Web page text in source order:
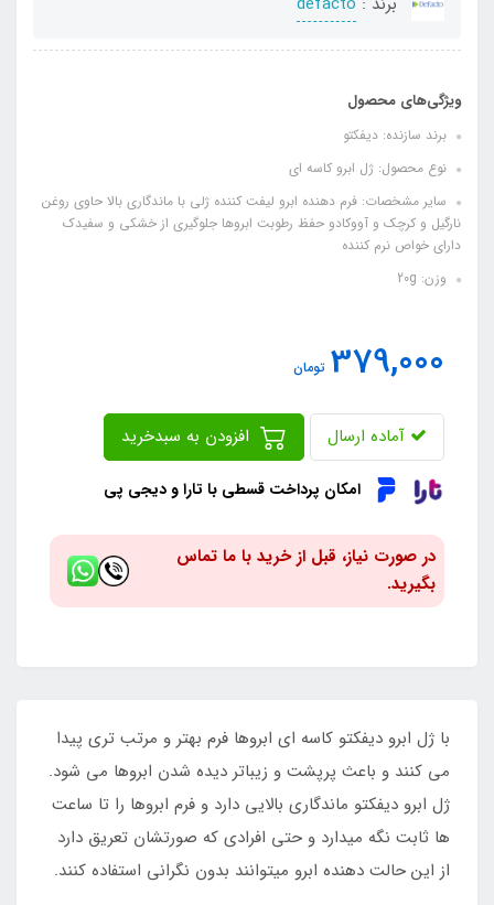
ویژگی‌های محصول
برند سازنده: دیفکتو
نوع محصول: ژل ابرو کاسه ای
سایر مشخصات: فرم دهنده ابرو لیفت کننده ژلی با ماندگاری بالا حاوی روغن
نارگیل و کرچک و آووکادو حفظ رطوبت ابروها جلوگیری از خشکی و سفیدک
دارای خواص نرم کننده
وزن: 20g
379,000 تومان
آماده ارسال
امکان پرداخت قسطی با تارا و دیجی پی
در صورت نیاز، قبل از خرید با ما تماس
بگیرید.
با ژل ابرو دیفکتو کاسه ای ابروها فرم بهتر و مرتب تری پیدا
می کنند و باعث پرپشت و زیباتر دیده شدن ابروها می شود.
ژل ابرو دیفکتو ماندگاری بالایی دارد و فرم ابروها را تا ساعت
ها ثابت نگه میدارد و حتی افرادی که صورتشان تعریق دارد
از این حالت دهنده ابرو میتوانند بدون نگرانی استفاده کنند.